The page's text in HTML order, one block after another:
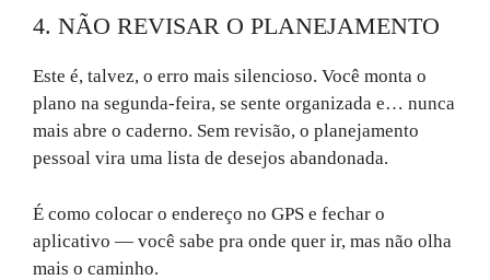
4. NÃO REVISAR O PLANEJAMENTO
Este é, talvez, o erro mais silencioso. Você monta o
plano na segunda-feira, se sente organizada e… nunca
mais abre o caderno. Sem revisão, o planejamento
pessoal vira uma lista de desejos abandonada.
É como colocar o endereço no GPS e fechar o
aplicativo — você sabe pra onde quer ir, mas não olha
mais o caminho.